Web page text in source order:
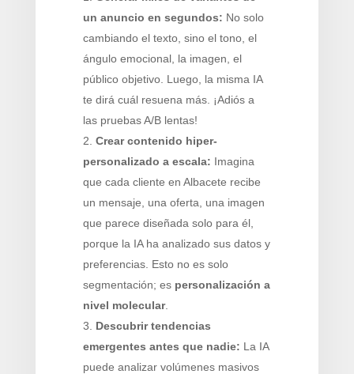
un anuncio en segundos: No solo
cambiando el texto, sino el tono, el
ángulo emocional, la imagen, el
público objetivo. Luego, la misma IA
te dirá cuál resuena más. ¡Adiós a
las pruebas A/B lentas!
Crear contenido hiper-
personalizado a escala: Imagina
que cada cliente en Albacete recibe
un mensaje, una oferta, una imagen
que parece diseñada solo para él,
porque la IA ha analizado sus datos y
preferencias. Esto no es solo
segmentación; es personalización a
nivel molecular.
Descubrir tendencias
emergentes antes que nadie: La IA
puede analizar volúmenes masivos